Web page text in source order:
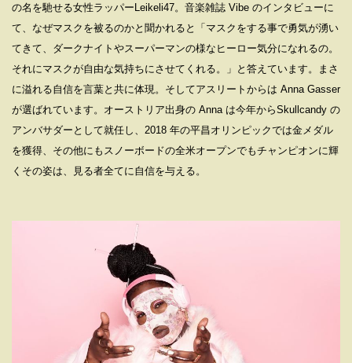
の名を馳せる女性ラッパーLeikeli47。音楽雑誌 Vibe のインタビューに
て、なぜマスクを被るのかと聞かれると「マスクをする事で勇気が湧い
てきて、ダークナイトやスーパーマンの様なヒーロー気分になれるの。
それにマスクが自由な気持ちにさせてくれる。」と答えています。まさ
に溢れる自信を言葉と共に体現。そしてアスリートからは Anna Gasser
が選ばれています。オーストリア出身の Anna は今年からSkullcandy の
アンバサダーとして就任し、2018 年の平昌オリンピックでは金メダル
を獲得、その他にもスノーボードの全米オープンでもチャンピオンに輝
くその姿は、見る者全てに自信を与える。